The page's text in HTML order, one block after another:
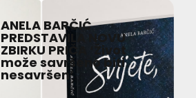
ANELA BARČIĆ
PREDSTAVILA NOVU
ZBIRKU PRIČA ‘Život
može savršeno biti
nesavršen’